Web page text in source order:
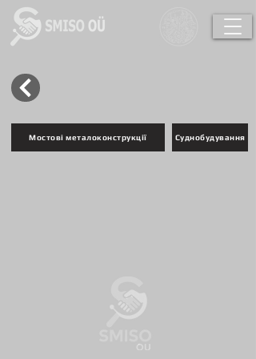
Мостові металоконструкції Суднобудування